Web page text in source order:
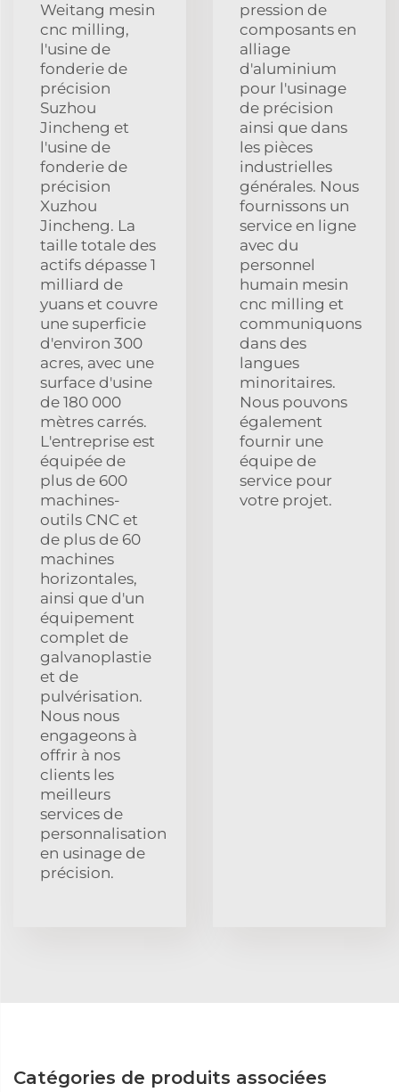
Weitang mesin
cnc milling,
l'usine de
fonderie de
précision
Suzhou
Jincheng et
l'usine de
fonderie de
précision
Xuzhou
Jincheng. La
taille totale des
actifs dépasse 1
milliard de
yuans et couvre
une superficie
d'environ 300
acres, avec une
surface d'usine
de 180 000
mètres carrés.
L'entreprise est
équipée de
plus de 600
machines-
outils CNC et
de plus de 60
machines
horizontales,
ainsi que d'un
équipement
complet de
galvanoplastie
et de
pulvérisation.
Nous nous
engageons à
offrir à nos
clients les
meilleurs
services de
personnalisation
en usinage de
précision.
pression de
composants en
alliage
d'aluminium
pour l'usinage
de précision
ainsi que dans
les pièces
industrielles
générales. Nous
fournissons un
service en ligne
avec du
personnel
humain mesin
cnc milling et
communiquons
dans des
langues
minoritaires.
Nous pouvons
également
fournir une
équipe de
service pour
votre projet.
Catégories de produits associées